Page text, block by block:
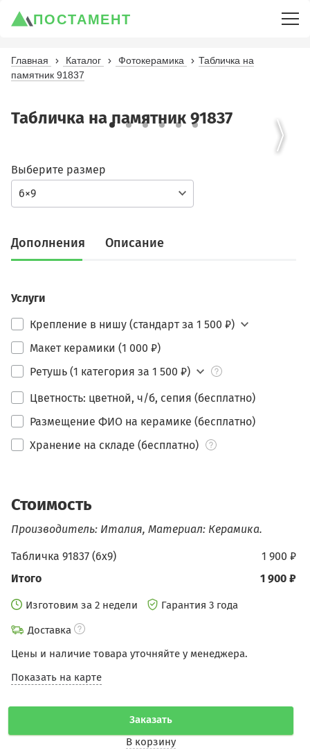
ПОСТАМЕНТ
Главная Каталог Фотокерамика
Табличка на
памятник 91837
Табличка на памятник 91837
6×9
Выберите размер
Дополнения Описание
Услуги
Крепление в нишу (стандарт за 1 500 ₽)
Макет керамики (1 000 ₽)
Ретушь (1 категория за 1 500 ₽)
Цветность: цветной, ч/б, сепия (бесплатно)
Размещение ФИО на керамике (бесплатно)
Хранение на складе (бесплатно)
Стоимость
Производитель: Италия, Материал: Керамика.
1 900 ₽
Табличка 91837 (6х9)
1 900 ₽
Итого
Изготовим за 2 недели
Гарантия 3 года
Доставка
Цены и наличие товара уточняйте у менеджера.
Показать на карте
Заказать
В корзину